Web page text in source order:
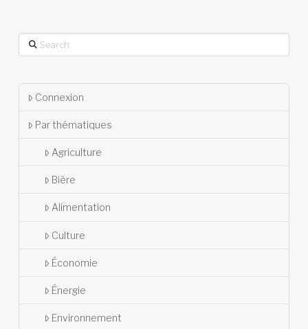
Search
Connexion
Par thématiques
Agriculture
Bière
Alimentation
Culture
Économie
Énergie
Environnement